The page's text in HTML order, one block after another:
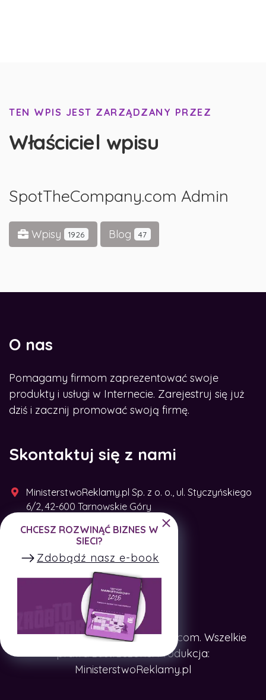
TEN WPIS JEST ZARZĄDZANY PRZEZ
Właściciel wpisu
SpotTheCompany.com Admin
Wpisy 1926 Blog 47
O nas
Pomagamy firmom zaprezentować swoje
produkty i usługi w Internecie. Zarejestruj się już
dziś i zacznij promować swoją firmę.
Skontaktuj się z nami
MinisterstwoReklamy.pl Sp. z o. o., ul. Styczyńskiego
6/2, 42-600 Tarnowskie Góry
+48 791 493 287
Copyright © SpotTheCompany.com. Wszelkie
prawa zastrzeżone. Produkcja:
MinisterstwoReklamy.pl
CHCESZ ROZWINĄĆ BIZNES W
SIECI?
Zdobądź nasz e-book